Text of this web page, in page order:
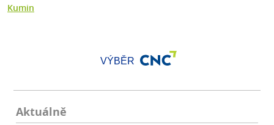
Kumin
VÝBĚR
Aktuálně